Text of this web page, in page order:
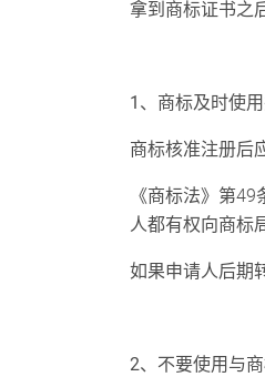
拿到商标证书之
1、商标及时使
商标核准注册后
《商标法》第
人都有权向商标
如果申请人后期
2、不要使用与